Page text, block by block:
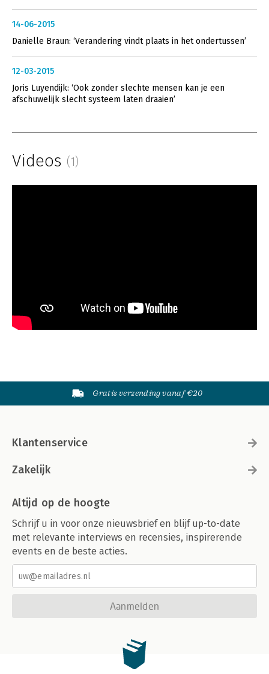
14-06-2015
Danielle Braun: ‘Verandering vindt plaats in het ondertussen’
12-03-2015
Joris Luyendijk: ‘Ook zonder slechte mensen kan je een
afschuwelijk slecht systeem laten draaien’
Videos (1)
Gratis verzending vanaf €20
Klantenservice
Zakelijk
Altijd op de hoogte
Schrijf u in voor onze nieuwsbrief en blijf up-to-date
met relevante interviews en recensies, inspirerende
events en de beste acties.
Aanmelden